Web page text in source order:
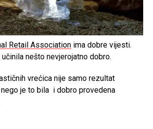
Retail Association ima dobre vijesti.
učinila nešto nevjerojatno dobro.
vrećica nije samo rezultat
je to bila i dobro provedena